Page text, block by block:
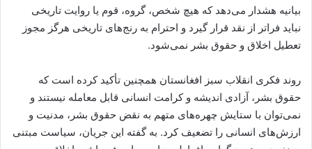
بیانیه هشدار می‌دهد که هیچ شخص، گروه، قوم یا روایت تاریخی
نباید فراتر از نقد قرار گیرد و احترام به رنج‌های تاریخی هرگز مجوز
تعطیل اخلاق و حقوق بشر نمی‌شود.
روند فکری انقلاب سبز افغانستان همچنین تأکید کرده است که
حقوق بشر، آزادی اندیشه و کرامت انسانی قابل معامله نیستند و
نمی‌توان با ستایش چهره‌های متهم به نقض حقوق بشر، مدنیت و
ارزش‌های انسانی را تضعیف کرد. به گفته این جریان، سیاست مبتنی